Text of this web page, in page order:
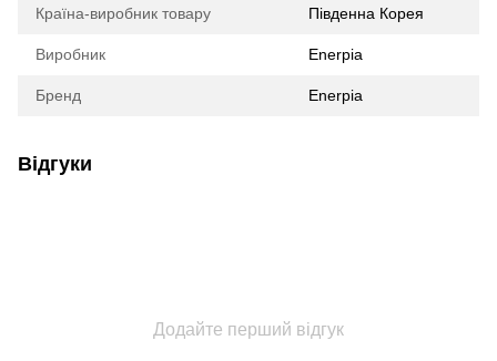
Країна-виробник товару Південна Корея
Виробник Enerpia
Бренд Enerpia
Відгуки
Додайте перший відгук